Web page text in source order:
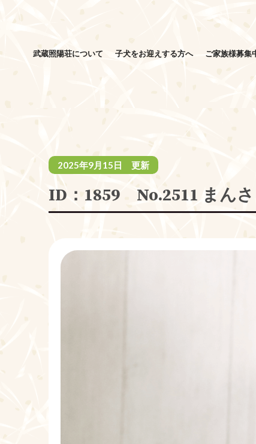
武蔵照陽荘について 子犬をお迎えする方へ ご家族様募集
2025年9月15日 更新
ID：1859 No.2511 まんさ